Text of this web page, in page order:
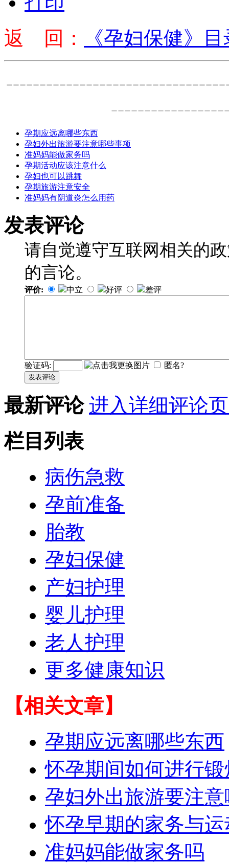
返 回：
《孕妇保健》
孕期应远离哪些东西
孕妇外出旅游要注意哪些事项
准妈妈能做家务吗
孕期活动应该注意什么
孕妇也可以跳舞
孕期旅游注意安全
准妈妈有阴道炎怎么用药
发表评论
请自觉遵守互联网相关的
的言论。
评价: 中立 好评 差评
验证码: 匿名?
发表评论
最新评论 进入详细评论
栏目列表
病伤急救
孕前准备
胎教
孕妇保健
产妇护理
婴儿护理
老人护理
更多健康知识
【相关文章】
孕期应远离哪些东西
怀孕期间如何进行锻
孕妇外出旅游要注
怀孕早期的家务与运
准妈妈能做家务吗